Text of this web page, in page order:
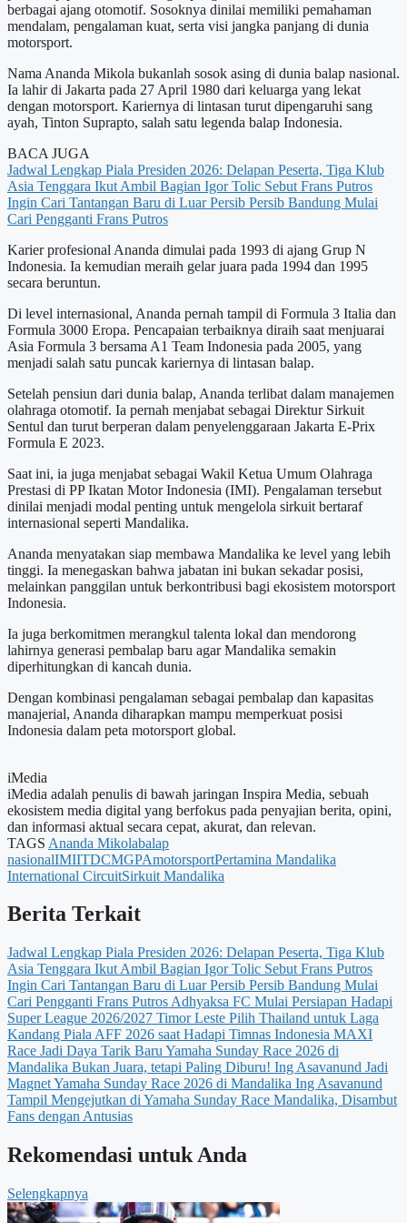
berbagai ajang otomotif. Sosoknya dinilai memiliki pemahaman
mendalam, pengalaman kuat, serta visi jangka panjang di dunia
motorsport.
Nama Ananda Mikola bukanlah sosok asing di dunia balap nasional.
Ia lahir di Jakarta pada 27 April 1980 dari keluarga yang lekat
dengan motorsport. Kariernya di lintasan turut dipengaruhi sang
ayah, Tinton Suprapto, salah satu legenda balap Indonesia.
BACA JUGA
Jadwal Lengkap Piala Presiden 2026: Delapan Peserta, Tiga Klub
Asia Tenggara Ikut Ambil Bagian Igor Tolic Sebut Frans Putros
Ingin Cari Tantangan Baru di Luar Persib Persib Bandung Mulai
Cari Pengganti Frans Putros
Karier profesional Ananda dimulai pada 1993 di ajang Grup N
Indonesia. Ia kemudian meraih gelar juara pada 1994 dan 1995
secara beruntun.
Di level internasional, Ananda pernah tampil di Formula 3 Italia dan
Formula 3000 Eropa. Pencapaian terbaiknya diraih saat menjuarai
Asia Formula 3 bersama A1 Team Indonesia pada 2005, yang
menjadi salah satu puncak kariernya di lintasan balap.
Setelah pensiun dari dunia balap, Ananda terlibat dalam manajemen
olahraga otomotif. Ia pernah menjabat sebagai Direktur Sirkuit
Sentul dan turut berperan dalam penyelenggaraan Jakarta E-Prix
Formula E 2023.
Saat ini, ia juga menjabat sebagai Wakil Ketua Umum Olahraga
Prestasi di PP Ikatan Motor Indonesia (IMI). Pengalaman tersebut
dinilai menjadi modal penting untuk mengelola sirkuit bertaraf
internasional seperti Mandalika.
Ananda menyatakan siap membawa Mandalika ke level yang lebih
tinggi. Ia menegaskan bahwa jabatan ini bukan sekadar posisi,
melainkan panggilan untuk berkontribusi bagi ekosistem motorsport
Indonesia.
Ia juga berkomitmen merangkul talenta lokal dan mendorong
lahirnya generasi pembalap baru agar Mandalika semakin
diperhitungkan di kancah dunia.
Dengan kombinasi pengalaman sebagai pembalap dan kapasitas
manajerial, Ananda diharapkan mampu memperkuat posisi
Indonesia dalam peta motorsport global.
iMedia
iMedia adalah penulis di bawah jaringan Inspira Media, sebuah
ekosistem media digital yang berfokus pada penyajian berita, opini,
dan informasi aktual secara cepat, akurat, dan relevan.
TAGS Ananda Mikolabalap
nasionalIMIITDCMGPAmotorsportPertamina Mandalika
International CircuitSirkuit Mandalika
Berita Terkait
Jadwal Lengkap Piala Presiden 2026: Delapan Peserta, Tiga Klub
Asia Tenggara Ikut Ambil Bagian Igor Tolic Sebut Frans Putros
Ingin Cari Tantangan Baru di Luar Persib Persib Bandung Mulai
Cari Pengganti Frans Putros Adhyaksa FC Mulai Persiapan Hadapi
Super League 2026/2027 Timor Leste Pilih Thailand untuk Laga
Kandang Piala AFF 2026 saat Hadapi Timnas Indonesia MAXI
Race Jadi Daya Tarik Baru Yamaha Sunday Race 2026 di
Mandalika Bukan Juara, tetapi Paling Diburu! Ing Asavanund Jadi
Magnet Yamaha Sunday Race 2026 di Mandalika Ing Asavanund
Tampil Mengejutkan di Yamaha Sunday Race Mandalika, Disambut
Fans dengan Antusias
Rekomendasi untuk Anda
Selengkapnya